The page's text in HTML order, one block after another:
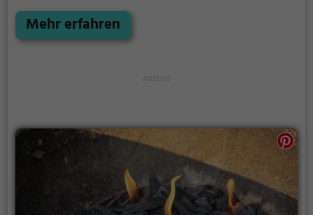
Grillplatzes: keine Nachbarn. Hier kann eine Feier
ruhig auch mal bis spät in die Nacht gehen und
Mehr erfahren